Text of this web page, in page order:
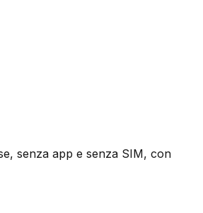
senza app e senza SIM, con